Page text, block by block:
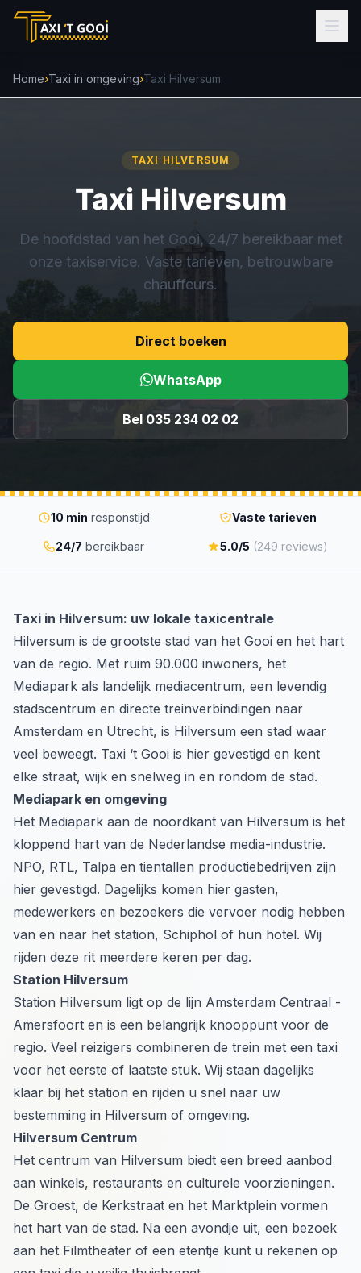
Home›Taxi in omgeving›Taxi Hilversum
TAXI HILVERSUM
Taxi Hilversum
De hoofdstad van het Gooi, 24/7 bereikbaar met
onze taxiservice. Vaste tarieven, betrouwbare
chauffeurs.
Direct boeken
WhatsApp
Bel 035 234 02 02
10 min responstijd Vaste tarieven
24/7 bereikbaar 5.0/5 (249 reviews)
Taxi in Hilversum: uw lokale taxicentrale
Hilversum is de grootste stad van het Gooi en het hart
van de regio. Met ruim 90.000 inwoners, het
Mediapark als landelijk mediacentrum, een levendig
stadscentrum en directe treinverbindingen naar
Amsterdam en Utrecht, is Hilversum een stad waar
veel beweegt. Taxi ‘t Gooi is hier gevestigd en kent
elke straat, wijk en snelweg in en rondom de stad.
Mediapark en omgeving
Het Mediapark aan de noordkant van Hilversum is het
kloppend hart van de Nederlandse media-industrie.
NPO, RTL, Talpa en tientallen productiebedrijven zijn
hier gevestigd. Dagelijks komen hier gasten,
medewerkers en bezoekers die vervoer nodig hebben
van en naar het station, Schiphol of hun hotel. Wij
rijden deze rit meerdere keren per dag.
Station Hilversum
Station Hilversum ligt op de lijn Amsterdam Centraal -
Amersfoort en is een belangrijk knooppunt voor de
regio. Veel reizigers combineren de trein met een taxi
voor het eerste of laatste stuk. Wij staan dagelijks
klaar bij het station en rijden u snel naar uw
bestemming in Hilversum of omgeving.
Hilversum Centrum
Het centrum van Hilversum biedt een breed aanbod
aan winkels, restaurants en culturele voorzieningen.
De Groest, de Kerkstraat en het Marktplein vormen
het hart van de stad. Na een avondje uit, een bezoek
aan het Filmtheater of een etentje kunt u rekenen op